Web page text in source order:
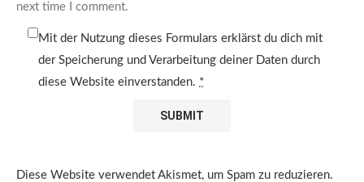
next time I comment.
Mit der Nutzung dieses Formulars erklärst du dich mit
der Speicherung und Verarbeitung deiner Daten durch
diese Website einverstanden. *
Diese Website verwendet Akismet, um Spam zu reduzieren.